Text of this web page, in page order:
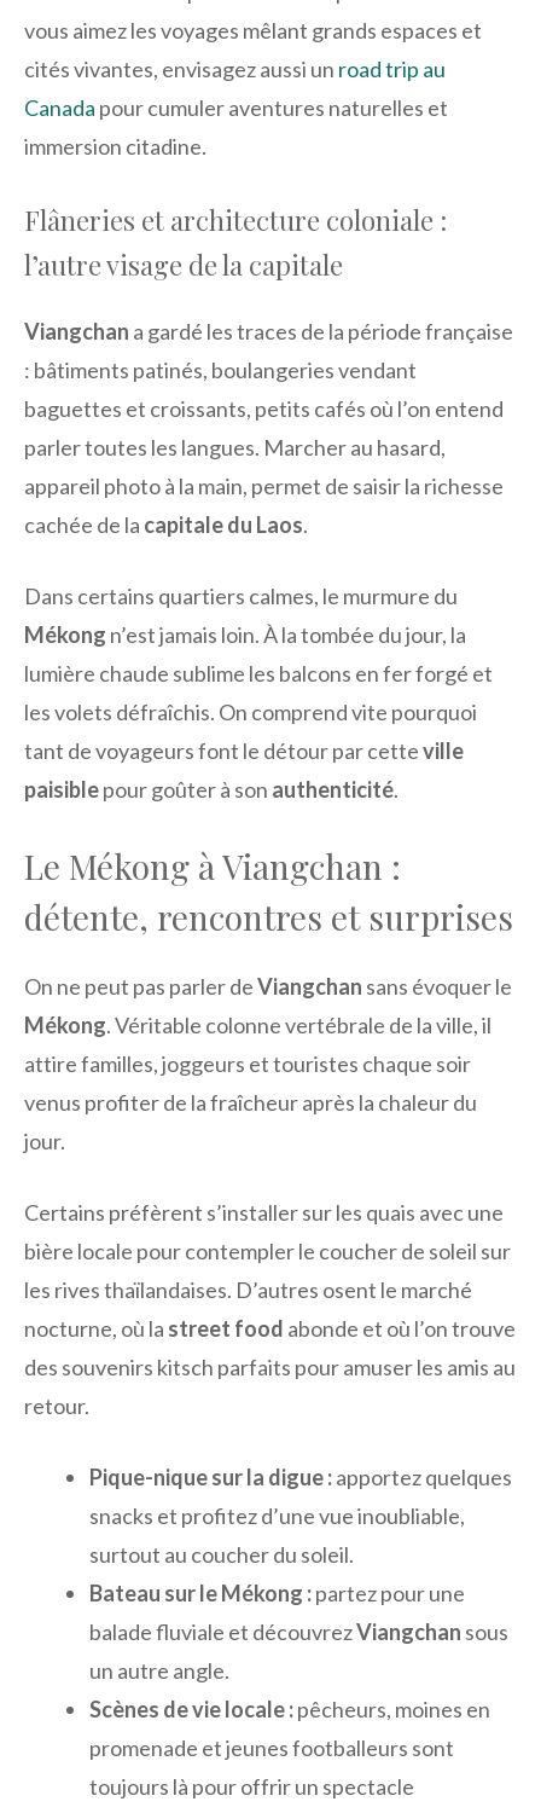
vous aimez les voyages mêlant grands espaces et
cités vivantes, envisagez aussi un road trip au
Canada pour cumuler aventures naturelles et
immersion citadine.
Flâneries et architecture coloniale :
l’autre visage de la capitale
Viangchan a gardé les traces de la période française
: bâtiments patinés, boulangeries vendant
baguettes et croissants, petits cafés où l’on entend
parler toutes les langues. Marcher au hasard,
appareil photo à la main, permet de saisir la richesse
cachée de la capitale du Laos.
Dans certains quartiers calmes, le murmure du
Mékong n’est jamais loin. À la tombée du jour, la
lumière chaude sublime les balcons en fer forgé et
les volets défraîchis. On comprend vite pourquoi
tant de voyageurs font le détour par cetteville
paisiblepour goûter à son authenticité.
Le Mékong à Viangchan :
détente, rencontres et surprises
On ne peut pas parler deViangchan sans évoquer le
Mékong. Véritable colonne vertébrale de la ville, il
attire familles, joggeurs et touristes chaque soir
venus profiter de la fraîcheur après la chaleur du
jour.
Certains préfèrent s’installer sur les quais avec une
bière locale pour contempler le coucher de soleil sur
les rives thaïlandaises. D’autres osent le marché
nocturne, où la street food abonde et où l’on trouve
des souvenirs kitsch parfaits pour amuser les amis au
retour.
Pique-nique sur la digue :apportez quelques
snacks et profitez d’une vue inoubliable,
surtout au coucher du soleil.
Bateau sur le Mékong :partez pour une
balade fluviale et découvrezViangchan sous
un autre angle.
Scènes de vie locale :pêcheurs, moines en
promenade et jeunes footballeurs sont
toujours là pour offrir un spectacle